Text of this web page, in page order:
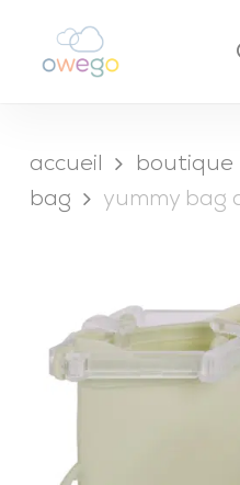
main
cart
accueil boutique
bag
yummy bag